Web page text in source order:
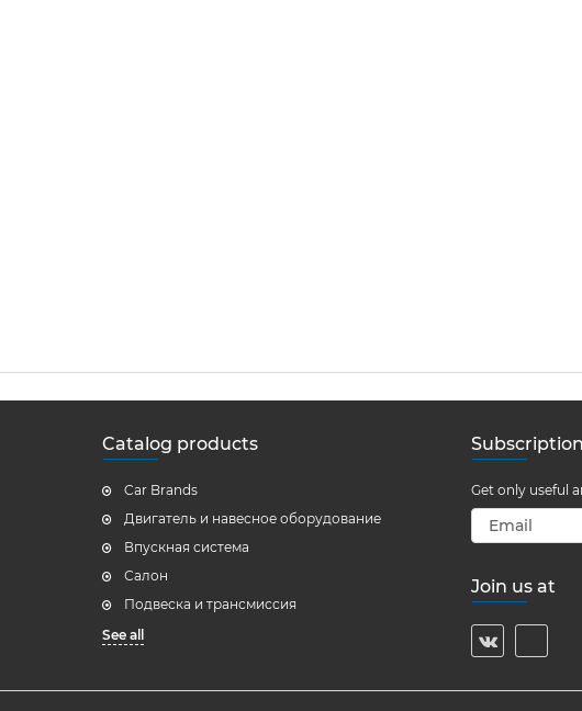
Catalog products
Car Brands
Двигатель и навесное оборудование
Впускная система
Салон
Подвеска и трансмиссия
See all
Subscription
Get only useful
Join us at